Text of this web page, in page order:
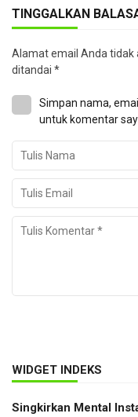
TINGGALKAN
Alamat email Anda tidak
ditandai *
Simpan nama,
untuk komentar
WIDGET INDEKS
Singkirkan Mental